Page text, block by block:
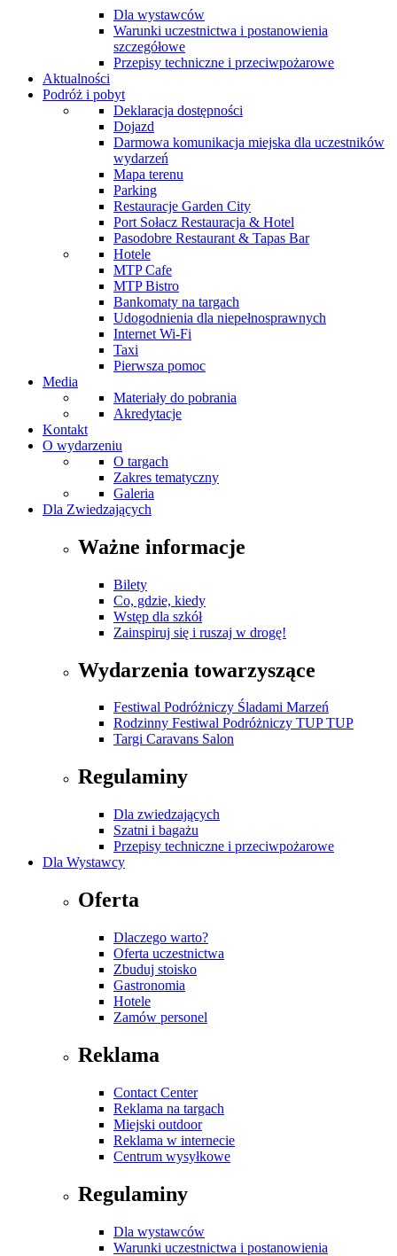
Dla wystawców
Warunki uczestnictwa i postanowienia
szczegółowe
Przepisy techniczne i przeciwpożarowe
Aktualności
Podróż i pobyt
Deklaracja dostępności
Dojazd
Darmowa komunikacja miejska dla uczestników
wydarzeń
Mapa terenu
Parking
Restauracje Garden City
Port Sołacz Restauracja & Hotel
Pasodobre Restaurant & Tapas Bar
Hotele
MTP Cafe
MTP Bistro
Bankomaty na targach
Udogodnienia dla niepełnosprawnych
Internet Wi-Fi
Taxi
Pierwsza pomoc
Media
Materiały do pobrania
Akredytacje
Kontakt
O wydarzeniu
O targach
Zakres tematyczny
Galeria
Dla Zwiedzających
Ważne informacje
Bilety
Co, gdzie, kiedy
Wstęp dla szkół
Zainspiruj się i ruszaj w drogę!
Wydarzenia towarzyszące
Festiwal Podróżniczy Śladami Marzeń
Rodzinny Festiwal Podróżniczy TUP TUP
Targi Caravans Salon
Regulaminy
Dla zwiedzających
Szatni i bagażu
Przepisy techniczne i przeciwpożarowe
Dla Wystawcy
Oferta
Dlaczego warto?
Oferta uczestnictwa
Zbuduj stoisko
Gastronomia
Hotele
Zamów personel
Reklama
Contact Center
Reklama na targach
Miejski outdoor
Reklama w internecie
Centrum wysyłkowe
Regulaminy
Dla wystawców
Warunki uczestnictwa i postanowienia